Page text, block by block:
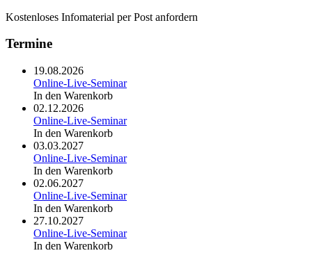
Kostenloses Infomaterial per Post anfordern
Termine
19.08.2026
Online-Live-Seminar
In den Warenkorb
02.12.2026
Online-Live-Seminar
In den Warenkorb
03.03.2027
Online-Live-Seminar
In den Warenkorb
02.06.2027
Online-Live-Seminar
In den Warenkorb
27.10.2027
Online-Live-Seminar
In den Warenkorb